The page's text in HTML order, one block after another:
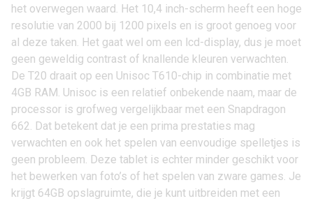
het overwegen waard. Het 10,4 inch-scherm heeft een hoge
resolutie van 2000 bij 1200 pixels en is groot genoeg voor
al deze taken. Het gaat wel om een lcd-display, dus je moet
geen geweldig contrast of knallende kleuren verwachten.
De T20 draait op een Unisoc T610-chip in combinatie met
4GB RAM. Unisoc is een relatief onbekende naam, maar de
processor is grofweg vergelijkbaar met een Snapdragon
662. Dat betekent dat je een prima prestaties mag
verwachten en ook het spelen van eenvoudige spelletjes is
geen probleem. Deze tablet is echter minder geschikt voor
het bewerken van foto’s of het spelen van zware games. Je
krijgt 64GB opslagruimte, die je kunt uitbreiden met een